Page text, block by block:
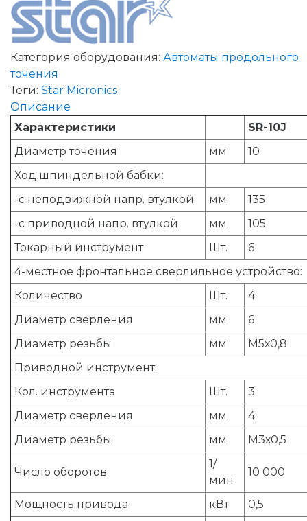
Категория оборудования: Автоматы продольного
точения
Теги: Star Micronics
Описание
Характеристики
SR-10J
Диаметр точения
мм
10
Ход шпиндельной бабки:
-с неподвижной напр. втулкой
мм
135
-с приводной напр. втулкой
мм
105
Токарный инструмент
Шт.
6
4-местное фронтальное сверлильное устройство:
Количество
Шт.
4
Диаметр сверления
мм
6
Диаметр резьбы
мм
М5х0,8
Приводной инструмент:
Кол. инструмента
Шт.
3
Диаметр сверления
мм
4
Диаметр резьбы
мм М3х0,5
Число оборотов
1/
мин
10 000
Мощность привода кВт
0,5